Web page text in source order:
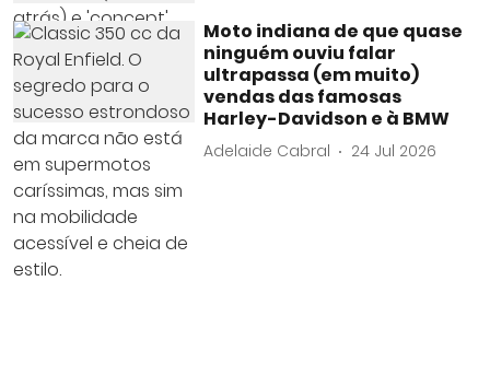
Moto indiana de que quase
ninguém ouviu falar
ultrapassa (em muito)
vendas das famosas
Harley-Davidson e à BMW
Adelaide Cabral 24 Jul 2026